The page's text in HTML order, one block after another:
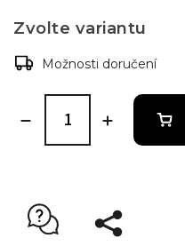
Zvolte variantu
Možnosti doručení